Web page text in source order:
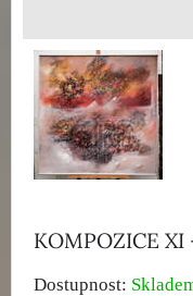
KOMPOZICE XI
Dostupnost: